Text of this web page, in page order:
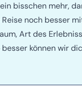
bisschen mehr,
noch besser
Art des
können wir